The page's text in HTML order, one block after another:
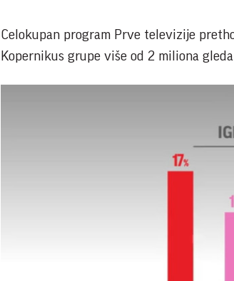
Celokupan program Prve televizije
Kopernikus grupe više od 2 miliona